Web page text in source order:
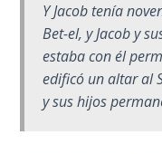
First
Corinthians
The Epistle
of
Sanctification
Y Jacob tenía
Bet-el, y Jacob y
estaba con él
edificó un altar al
y sus hijos